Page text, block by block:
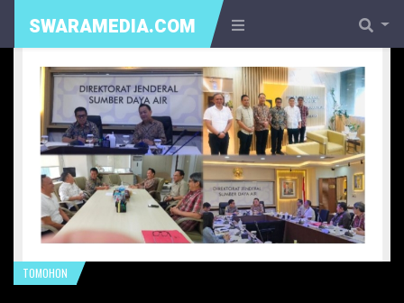
SWARAMEDIA.COM
TOMOHON